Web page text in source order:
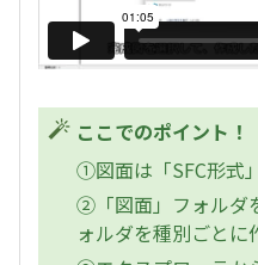
ここでのポイント！
①図面は「SFC形式
②「図面」フォルダ
ォルダを種別ごとに